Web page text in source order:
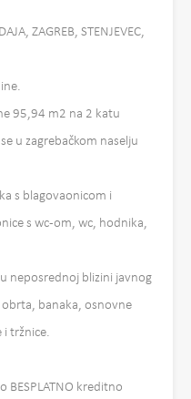
ZAGREB, STENJEVEC,
95,94 m2 na 2 katu
u zagrebačkom naselju
s blagovaonicom i
s wc-om, wc, hodnika,
neposrednoj blizini javnog
banaka, osnovne
i tržnice.
BESPLATNO kreditno